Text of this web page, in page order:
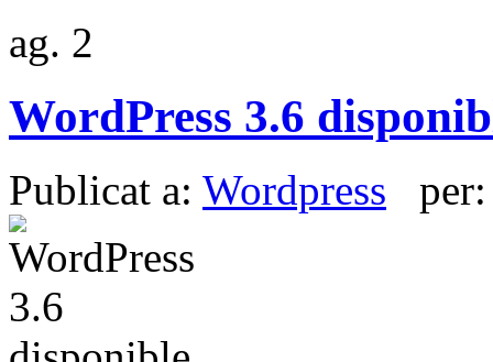
ag. 2
WordPress 3.6
Publicat a: Wordpress